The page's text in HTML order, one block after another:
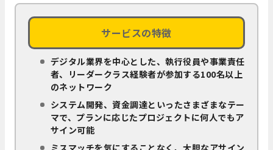
サービスの特徴
デジタル業界を中心とした、執行役員や事業責任
者、リーダークラス経験者が参加する100名以上
のネットワーク
システム開発、資金調達といったさまざまなテー
マで、プランに応じたプロジェクトに何人でもア
サイン可能